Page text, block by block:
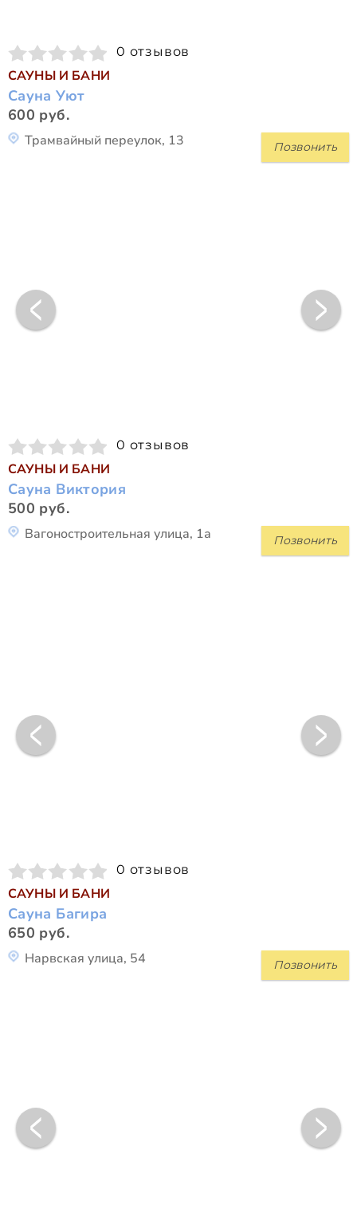
0 отзывов
САУНЫ И БАНИ
Сауна Уют
600 руб.
Позвонить
Трамвайный переулок, 13
0 отзывов
САУНЫ И БАНИ
Сауна Виктория
500 руб.
Позвонить
Вагоностроительная улица, 1а
0 отзывов
САУНЫ И БАНИ
Сауна Багира
650 руб.
Позвонить
Нарвская улица, 54